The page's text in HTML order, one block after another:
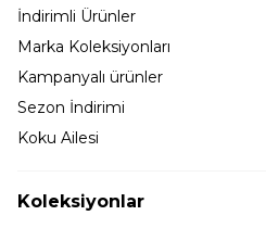
İndirimli Ürünler
Marka Koleksiyonları
Kampanyalı ürünler
Sezon İndirimi
Koku Ailesi
Koleksiyonlar